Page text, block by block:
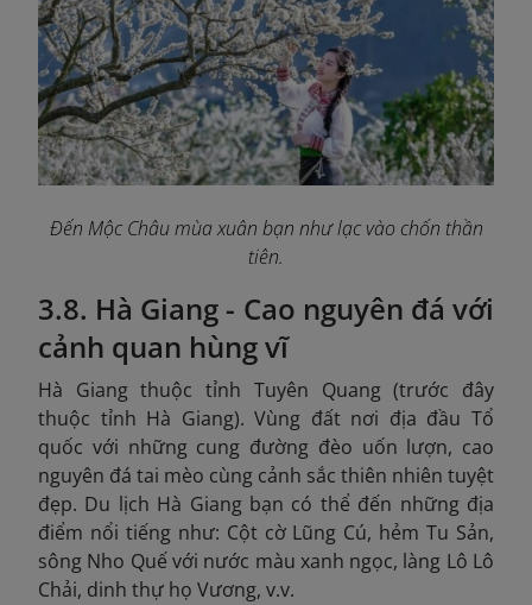
Đến Mộc Châu mùa xuân bạn như lạc vào chốn thần
tiên.
3.8. Hà Giang - Cao nguyên đá với
cảnh quan hùng vĩ
Hà Giang thuộc tỉnh Tuyên Quang (trước đây
thuộc tỉnh Hà Giang). Vùng đất nơi địa đầu Tổ
quốc với những cung đường đèo uốn lượn, cao
nguyên đá tai mèo cùng cảnh sắc thiên nhiên tuyệt
đẹp. Du lịch Hà Giang bạn có thể đến những địa
điểm nổi tiếng như: Cột cờ Lũng Cú, hẻm Tu Sản,
sông Nho Quế với nước màu xanh ngọc, làng Lô Lô
Chải, dinh thự họ Vương, v.v.